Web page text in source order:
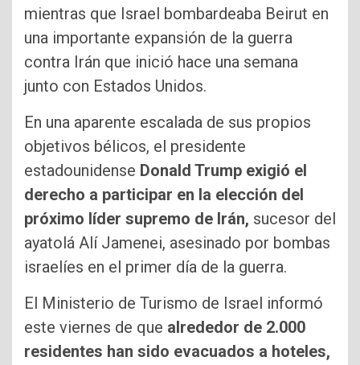
mientras que Israel bombardeaba Beirut en
una importante expansión de la guerra
contra Irán que inició hace una semana
junto con Estados Unidos.
En una aparente escalada de sus propios
objetivos bélicos, el presidente
estadounidense Donald Trump exigió el
derecho a participar en la elección del
próximo líder supremo de Irán, sucesor del
ayatolá Alí Jamenei, asesinado por bombas
israelíes en el primer día de la guerra.
El Ministerio de Turismo de Israel informó
este viernes de que alrededor de 2.000
residentes han sido evacuados a hoteles,